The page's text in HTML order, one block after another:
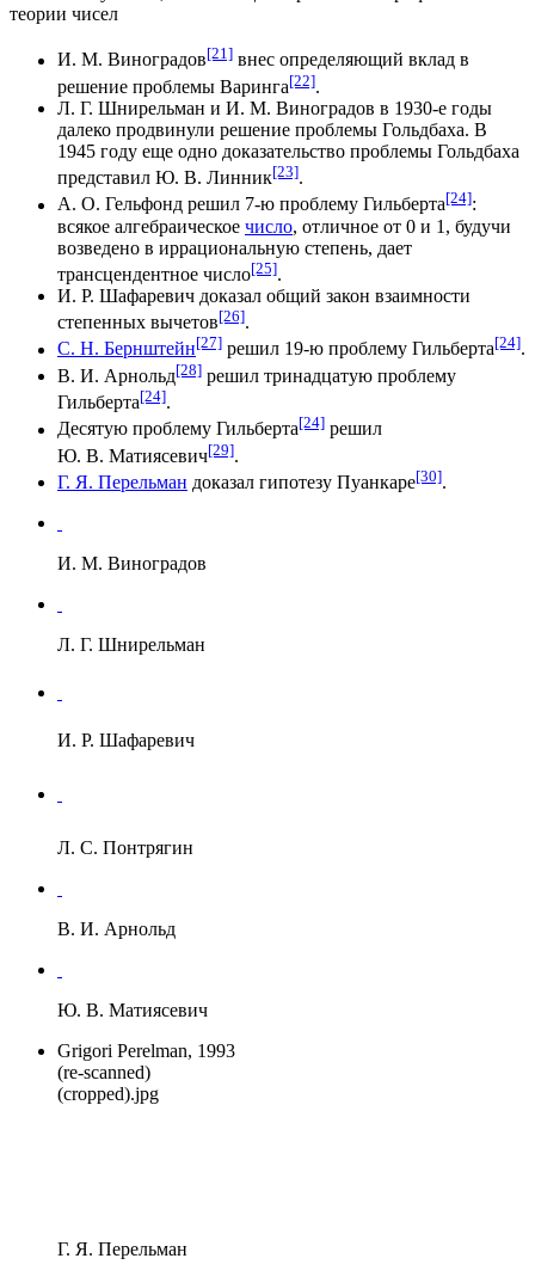
теории чисел
И. М. Виноградов[21] внес определяющий вклад в
решение проблемы Варинга[22].
Л. Г. Шнирельман и И. М. Виноградов в 1930-е годы
далеко продвинули решение проблемы Гольдбаха. В
1945 году еще одно доказательство проблемы Гольдбаха
представил Ю. В. Линник[23].
А. О. Гельфонд решил 7-ю проблему Гильберта[24]:
всякое алгебраическое число, отличное от 0 и 1, будучи
возведено в иррациональную степень, дает
трансцендентное число[25].
И. Р. Шафаревич доказал общий закон взаимности
степенных вычетов[26].
С. Н. Бернштейн[27] решил 19-ю проблему Гильберта[24].
В. И. Арнольд[28] решил тринадцатую проблему
Гильберта[24].
Десятую проблему Гильберта[24] решил
Ю. В. Матиясевич[29].
Г. Я. Перельман доказал гипотезу Пуанкаре[30].
И. М. Виноградов
Л. Г. Шнирельман
И. Р. Шафаревич
Л. С. Понтрягин
В. И. Арнольд
Ю. В. Матиясевич
Grigori Perelman, 1993
(re-scanned)
(cropped).jpg
Г. Я. Перельман